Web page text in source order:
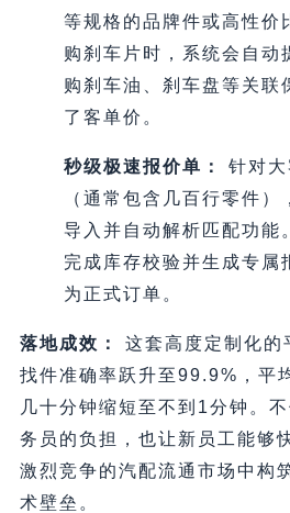
等规格的品牌件或高性价
购刹车片时，系统会自动
购刹车油、刹车盘等关联
了客单价。
秒级极速报价单：
针对
（通常包含几百行零件
导入并自动解析匹配功能
完成库存校验并生成专属
为正式订单。
落地成效：
这套高度定制化的
找件准确率跃升至99.9%，平
几十分钟缩短至不到1分钟。
务员的负担，也让新员工能够
激烈竞争的汽配流通市场中构
术壁垒。